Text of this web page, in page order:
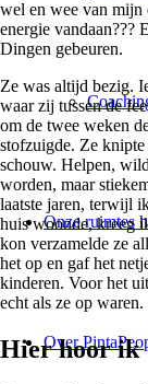
Onze ruimtes
Over
wel en wee van mijn
energie vandaan???
Dingen gebeuren.
Ze was altijd bezig.
waar zij tussen de
om de twee weken
stofzuigde. Ze
schouw. Helpen,
worden, maar
laatste jaren, terwijl
huis woonde, kreeg
kon verzamelde ze
het op en gaf het
kinderen. Voor het
echt als ze op waren.
Hier hoor ik